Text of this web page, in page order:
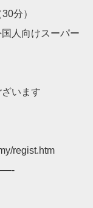
分）
人向けスーパー
います
regist.htm